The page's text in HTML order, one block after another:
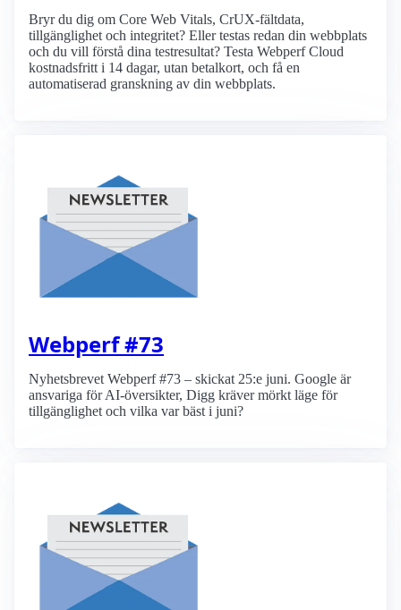
Bryr du dig om Core Web Vitals, CrUX-fältdata,
tillgänglighet och integritet? Eller testas redan din webbplats
och du vill förstå dina testresultat? Testa Webperf Cloud
kostnadsfritt i 14 dagar, utan betalkort, och få en
automatiserad granskning av din webbplats.
Webperf #73
Nyhetsbrevet Webperf #73 – skickat 25:e juni. Google är
ansvariga för AI-översikter, Digg kräver mörkt läge för
tillgänglighet och vilka var bäst i juni?